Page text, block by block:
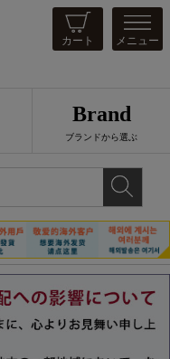
カート メニュー
Brand
ブランドから選ぶ